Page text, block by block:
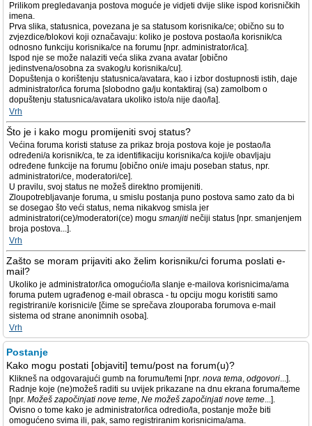
Prilikom pregledavanja postova moguće je vidjeti dvije slike ispod korisničkih
imena.
Prva slika, statusnica, povezana je sa statusom korisnika/ce; obično su to
zvjezdice/blokovi koji označavaju: koliko je postova postao/la korisnik/ca
odnosno funkciju korisnika/ce na forumu [npr. administrator/ica].
Ispod nje se može nalaziti veća slika zvana avatar [obično
jedinstvena/osobna za svakog/u korisnika/cu].
Dopuštenja o korištenju statusnica/avatara, kao i izbor dostupnosti istih, daje
administrator/ica foruma [slobodno ga/ju kontaktiraj (sa) zamolbom o
dopuštenju statusnica/avatara ukoliko isto/a nije dao/la].
Vrh
Što je i kako mogu promijeniti svoj status?
Većina foruma koristi statuse za prikaz broja postova koje je postao/la
određeni/a korisnik/ca, te za identifikaciju korisnika/ca koji/e obavljaju
određene funkcije na forumu [obično oni/e imaju poseban status, npr.
administratori/ce, moderatori/ce].
U pravilu, svoj status ne možeš direktno promijeniti.
Zloupotrebljavanje foruma, u smislu postanja puno postova samo zato da bi
se dosegao što veći status, nema nikakvog smisla jer
administratori(ce)/moderatori(ce) mogu smanjiti nečiji status [npr. smanjenjem
broja postova...].
Vrh
Zašto se moram prijaviti ako želim korisniku/ci foruma poslati e-
mail?
Ukoliko je administrator/ica omogućio/la slanje e-mailova korisnicima/ama
foruma putem ugrađenog e-mail obrasca - tu opciju mogu koristiti samo
registrirani/e korisnici/e [čime se sprečava zlouporaba forumova e-mail
sistema od strane anonimnih osoba].
Vrh
Postanje
Kako mogu postati [objaviti] temu/post na forum(u)?
Klikneš na odgovarajući gumb na forumu/temi [npr. nova tema, odgovori...].
Radnje koje (ne)možeš raditi su uvijek prikazane na dnu ekrana foruma/teme
[npr. Možeš započinjati nove teme, Ne možeš započinjati nove teme...].
Ovisno o tome kako je administrator/ica odredio/la, postanje može biti
omogućeno svima ili, pak, samo registriranim korisnicima/ama.